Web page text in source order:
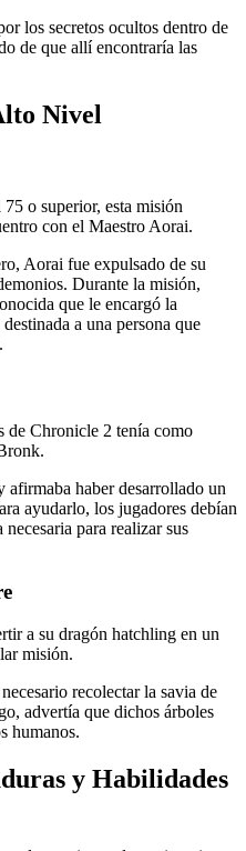
los secretos ocultos dentro de
de que allí encontraría las
Nivel
o superior, esta misión
con el Maestro Aorai.
Aorai fue expulsado de su
Durante la misión,
que le encargó la
a una persona que
de Chronicle 2 tenía como
haber desarrollado un
ayudarlo, los jugadores debían
para realizar sus
a su dragón hatchling en un
misión.
recolectar la savia de
advertía que dichos árboles
humanos.
y Habilidades